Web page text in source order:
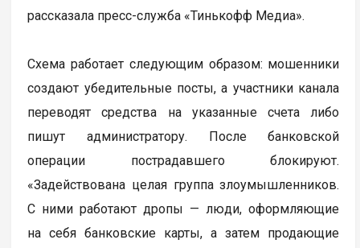
рассказала пресс-служба «Тинькофф Медиа».
Схема работает следующим образом: мошенники
создают убедительные посты, а участники канала
переводят средства на указанные счета либо
пишут администратору. После банковской
операции пострадавшего блокируют.
«Задействована целая группа злоумышленников.
С ними работают дропы — люди, оформляющие
на себя банковские карты, а затем продающие